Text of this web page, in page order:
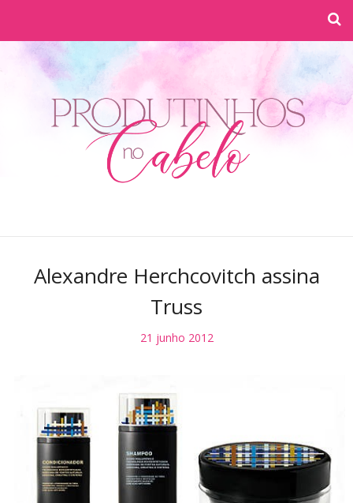
Alexandre Herchcovitch assina
Truss
21 junho 2012